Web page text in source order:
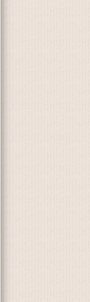
買賣時機，並藉由邏
正確投資交易與技術